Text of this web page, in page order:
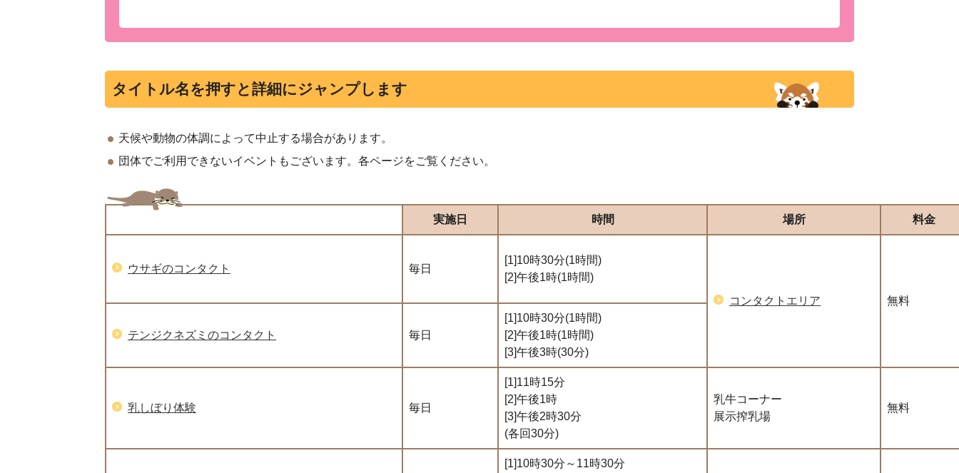
タイトル名を押すと詳細にジャンプします
天候や動物の体調によって中止する場合があります。
団体でご利用できないイベントもございます。各ページをご覧ください。
実施日 時間 場所 料金
ウサギのコンタクト 毎日
[1]10時30分(1時間)
[2]午後1時(1時間)
コンタクトエリア
無料
テンジクネズミのコンタクト 毎日
[1]10時30分(1時間)
[2]午後1時(1時間)
[3]午後3時(30分)
乳しぼり体験 毎日
[1]11時15分
[2]午後1時
[3]午後2時30分
(各回30分)
乳牛コーナー
展示搾乳場
無料
[1]10時30分～11時30分